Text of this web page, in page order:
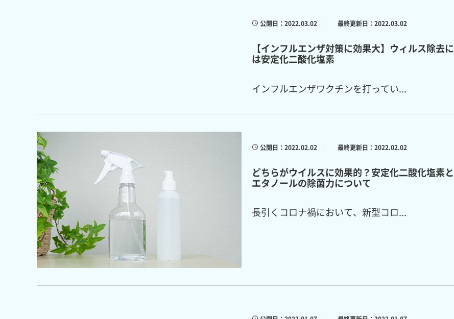
公開日：2022.03.02 最終更新日：2022.03.02
【インフルエンザ対策に効果大】ウィルス除去に
は安定化二酸化塩素
インフルエンザワクチンを打ってい...
公開日：2022.02.02 最終更新日：2022.02.02
どちらがウイルスに効果的？安定化二酸化塩素と
エタノールの除菌力について
長引くコロナ禍において、新型コロ...